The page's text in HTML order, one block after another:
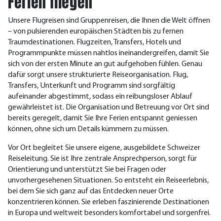
Unsere Flugreisen sind Gruppenreisen, die Ihnen die Welt öffnen
– von pulsierenden europäischen Städten bis zu fernen
Traumdestinationen. Flugzeiten, Transfers, Hotels und
Programmpunkte müssen nahtlos ineinandergreifen, damit Sie
sich von der ersten Minute an gut aufgehoben fühlen. Genau
dafür sorgt unsere strukturierte Reiseorganisation. Flug,
Transfers, Unterkunft und Programm sind sorgfältig
aufeinander abgestimmt, sodass ein reibungsloser Ablauf
gewährleistet ist. Die Organisation und Betreuung vor Ort sind
bereits geregelt, damit Sie Ihre Ferien entspannt geniessen
können, ohne sich um Details kümmern zu müssen.
Vor Ort begleitet Sie unsere eigene, ausgebildete Schweizer
Reiseleitung. Sie ist Ihre zentrale Ansprechperson, sorgt für
Orientierung und unterstützt Sie bei Fragen oder
unvorhergesehenen Situationen. So entsteht ein Reiseerlebnis,
bei dem Sie sich ganz auf das Entdecken neuer Orte
konzentrieren können. Sie erleben faszinierende Destinationen
in Europa und weltweit besonders komfortabel und sorgenfrei.